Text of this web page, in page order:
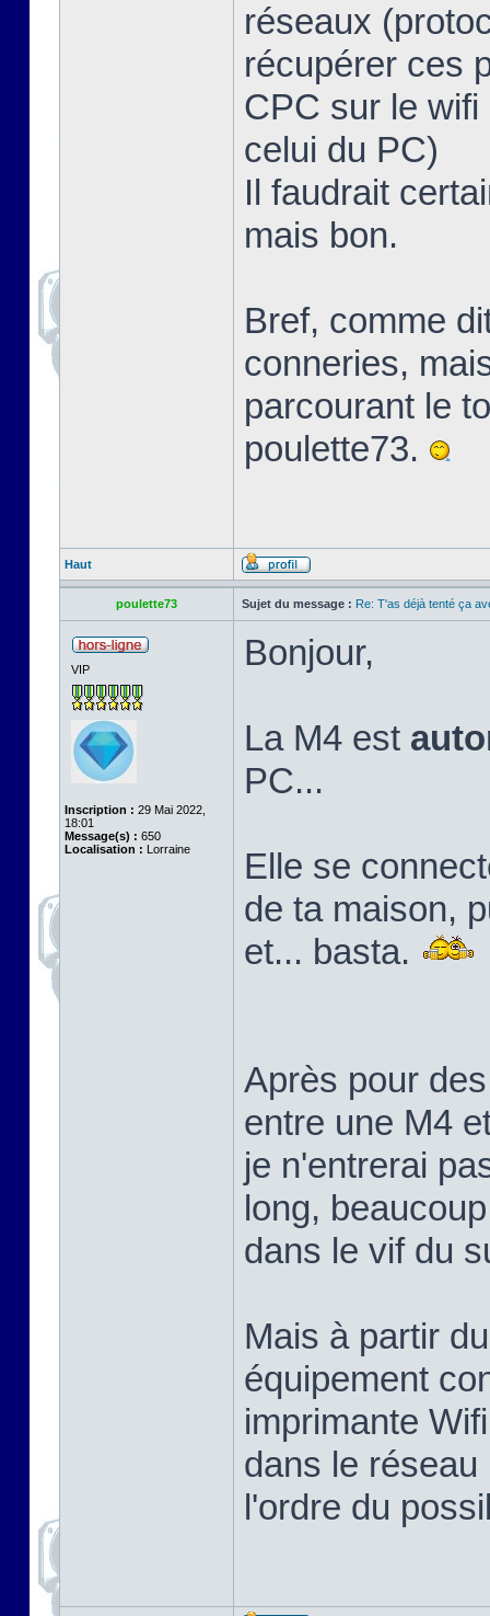
réseaux
récupérer ces
CPC sur le
celui du PC)
Il faudrait
mais bon.
Bref, comme
conneries,
parcourant le
poulette73.
Haut
poulette73 Sujet du message : Re: T'as déjà tenté ça
VIP
Inscription : 29 Mai 2022,
18:01
Message(s) : 650
Localisation : Lorraine
Bonjour,
La M4 est
PC...
Elle se
de ta maison,
et... basta.
Après pour
entre une M4
je n'entrerai
long,
dans le vif du
Mais à partir
équipement
imprimante
dans le
l'ordre du